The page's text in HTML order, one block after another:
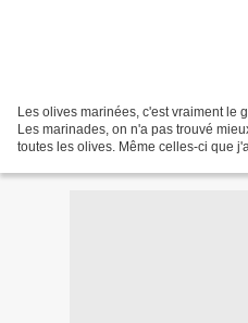
Les olives marinées, c'est vraiment le
Les marinades, on n'a pas trouvé
toutes les olives. Même celles-ci que